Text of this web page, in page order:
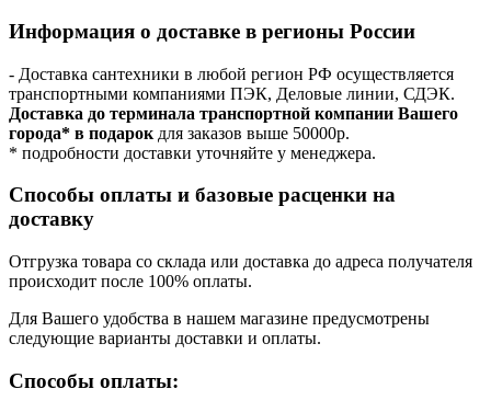
Информация о доставке в регионы России
- Доставка сантехники в любой регион РФ осуществляется
транспортными компаниями ПЭК, Деловые линии, СДЭК.
Доставка до терминала транспортной компании Вашего
города* в подарок для заказов выше 50000р.
* подробности доставки уточняйте у менеджера.
Способы оплаты и базовые расценки на
доставку
Отгрузка товара со склада или доставка до адреса получателя
происходит после 100% оплаты.
Для Вашего удобства в нашем магазине предусмотрены
следующие варианты доставки и оплаты.
Способы оплаты: